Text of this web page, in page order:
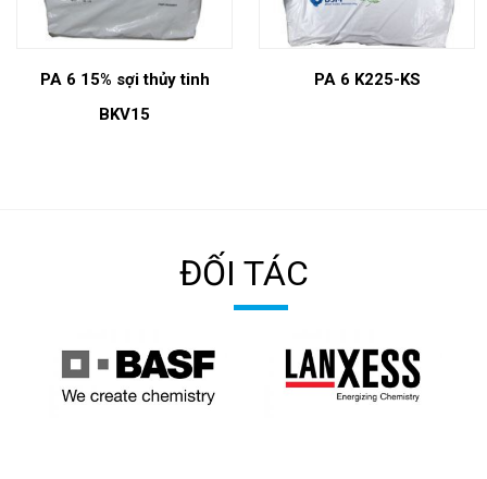
PA 6 15% sợi thủy tinh
BKV15
PA 6 K225-KS
ĐỐI TÁC